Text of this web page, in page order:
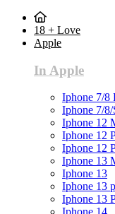
18 + Love
Apple
In Apple
Iphone 7/8
Iphone 7/
Iphone 12
Iphone 12
Iphone 12
Iphone 13
Iphone 13
Iphone 13
Iphone 13